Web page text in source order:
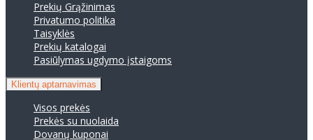
Prekių Grąžinimas
Privatumo politika
Taisyklės
Prekių katalogai
Pasiūlymas ugdymo įstaigoms
Klientų aptarnavimas
Visos prekės
Prekės su nuolaida
Dovanų kuponai